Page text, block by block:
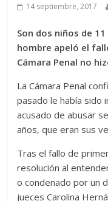
14 septiembre, 2017
Son dos niños de
hombre apeló el
Cámara Penal no
La Cámara Penal
pasado le había sido
acusado de abusar
años, que eran sus
Tras el fallo de
resolución al
o condenado por un
jueces Carolina